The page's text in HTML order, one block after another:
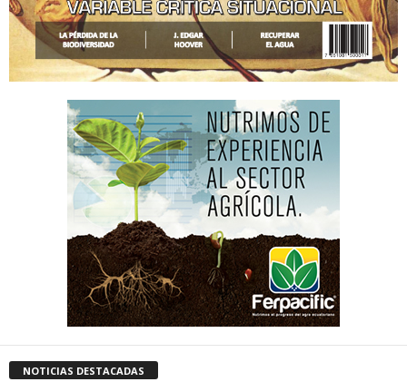
NOTICIAS DESTACADAS